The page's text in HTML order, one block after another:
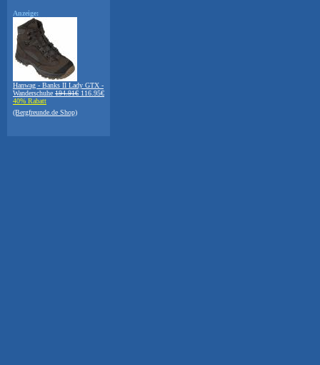
Anzeige:
Hanwag - Banks II Lady GTX -
Wanderschuhe 194.91€ 116.95€
40% Rabatt
(Bergfreunde.de Shop)